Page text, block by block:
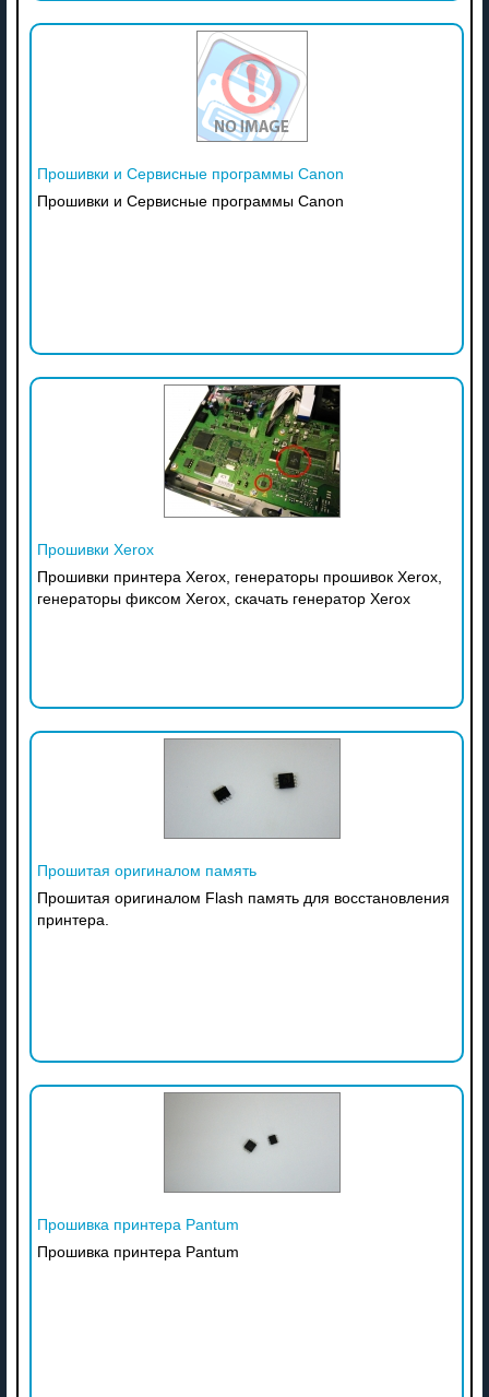
Прошивки и Сервисные программы Canon
Прошивки и Сервисные программы Canon
Прошивки Xerox
Прошивки принтера Xerox, генераторы прошивок Xerox,
генераторы фиксом Xerox, скачать генератор Xerox
Прошитая оригиналом память
Прошитая оригиналом Flash память для восстановления
принтера.
Прошивка принтера Pantum
Прошивка принтера Pantum